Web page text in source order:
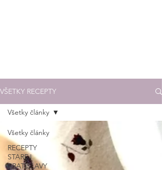
VŠETKY RECEPTY
Všetky články
RECEPTY
STAREJ
BRATISLAVY
Všetky články